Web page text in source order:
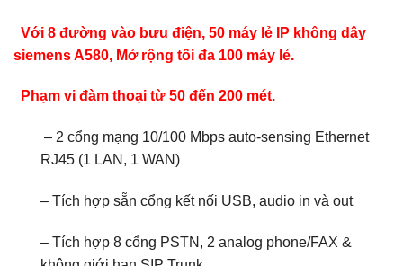
Với 8 đường vào bưu điện, 50 máy lẻ IP không dây
siemens A580, Mở rộng tối đa 100 máy lẻ.
Phạm vi đàm thoại từ 50 đến 200 mét.
– 2 cổng mạng 10/100 Mbps auto-sensing Ethernet
RJ45 (1 LAN, 1 WAN)
– Tích hợp sẵn cổng kết nối USB, audio in và out
– Tích hợp 8 cổng PSTN, 2 analog phone/FAX &